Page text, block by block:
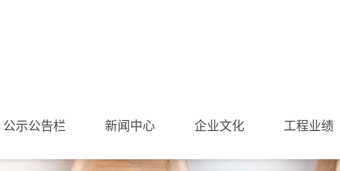
公示公告栏 新闻中心 企业文化 工程业绩